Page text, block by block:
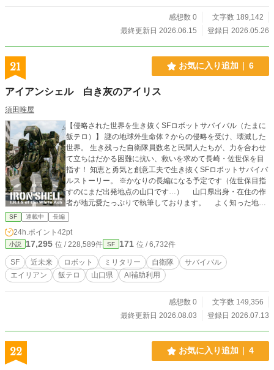
たことでバズった作品である。 どうやら恩寵（アノマリ
ー）と呼ばれる、克服することで強力なバフに変化するデバ
験を与えてくれるのか――そんな軽い気持ちで始めたこのゲ
ームで、彼は世界に絶望と混沌を齎す大悪党になるのだっ
おります。
感想数 0
文字数 189,142
最終更新日 2026.06.15
登録日 2026.05.26
21 お気に入り追加 6
アイアンシェル 白き灰のアイリス
須田唯屋
【侵略された世界を生き抜くSFロボットサバイバル（たまに
飯テロ）】 謎の地球外生命体？からの侵略を受け、壊滅した
世界。 生き残った自衛隊員数名と民間人たちが、力を合わせ
て立ちはだかる困難に抗い、救いを求めて長崎・佐世保を目
指す！ 知恵と勇気と創意工夫で生き抜くSFロボットサバイバ
ルストーリー。 ※かなりの長編になる予定です（佐世保目指
すのにまだ出発地点の山口です…） 山口県出身・在住の作
者が地元愛たっぷりで執筆しております。 よく知った地
名、場所、名称など出てくると思います。ご存じであればさ
らに楽しんで頂けるかもしれません。 ※本作はフィクション
です。実在の人物・団体・事件等とは一切関係ありません。
この小説には犯罪行為や暴力的な描写が含まれる場合があり
ますが、現実に行うことは法律により罰せられます。絶対に
行わないでください。 ※本作はSF考証や科学考証、舞台設
定、登場する料理・レシピなどは筆者のアイデアをもとにAI
挿絵等は、AI（主にGemini NanoBanana2）を使用して生成
しています。 ※本作で登場する料理は、限られた食材・材
す。実際に調理される際は、分量、調理方法にご注意くださ
い。 ※登場する料理に関し、レシピ盗用、著作権侵害となら
SF 連載中 長編
24h.ポイント 42pt
小説 17,295 位 / 228,589件 SF 171 位 / 6,732件
SF 近未来 ロボット ミリタリー 自衛隊
サバイバル
エイリアン
飯テロ 山口県 AI補助利用
感想数 0
文字数 149,356
最終更新日 2026.08.03
登録日 2026.07.13
22 お気に入り追加 4